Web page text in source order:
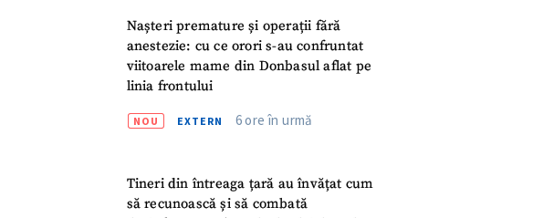
Nașteri premature și operații fără
anestezie: cu ce orori s-au confruntat
viitoarele mame din Donbasul aflat pe
linia frontului
NOU EXTERN 6 ore în urmă
Tineri din întreaga țară au învățat cum
să recunoască și să combată
+ Numele meu
+ Emailul meu